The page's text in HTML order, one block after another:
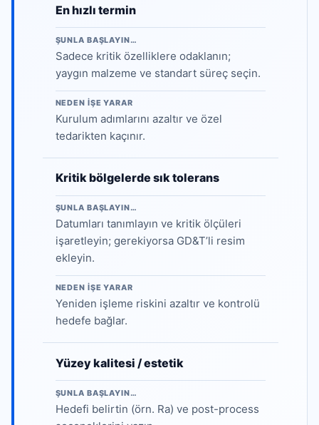
En hızlı termin
ŞUNLA BAŞLAYIN…
Sadece kritik özelliklere odaklanın;
yaygın malzeme ve standart süreç seçin.
NEDEN IŞE YARAR
Kurulum adımlarını azaltır ve özel
tedarikten kaçınır.
Kritik bölgelerde sık tolerans
ŞUNLA BAŞLAYIN…
Datumları tanımlayın ve kritik ölçüleri
işaretleyin; gerekiyorsa GD&T’li resim
ekleyin.
NEDEN IŞE YARAR
Yeniden işleme riskini azaltır ve kontrolü
hedefe bağlar.
Yüzey kalitesi / estetik
ŞUNLA BAŞLAYIN…
Hedefi belirtin (örn. Ra) ve post-process